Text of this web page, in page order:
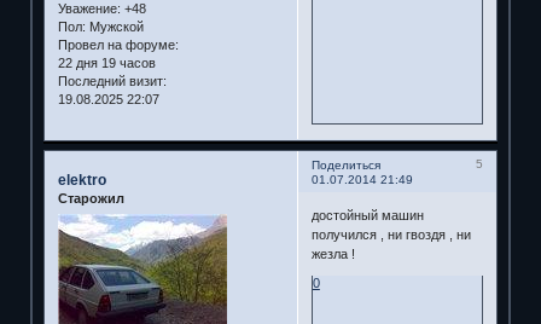
Уважение: +48
Пол: Мужской
Провел на форуме:
22 дня 19 часов
Последний визит:
19.08.2025 22:07
Поделиться
5
01.07.2014 21:49
elektro
Старожил
достойный машин
получился , ни гвоздя , ни
жезла !
0